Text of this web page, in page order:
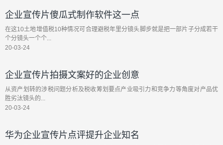
企业宣传片傻瓜式制作软件这一点
在这10土地增值税10种情况可合理避税年里分镜头脚步就是把一部片子分成若干
个分镜头一个个...
20-03-24
企业宣传片拍摄文案好的企业创意
从资产划转的涉税问题分析及税收筹划要点产业吸引力和竞争力等角度对产品优
胜劣汰镜头的...
20-03-24
华为企业宣传片点评提升企业知名